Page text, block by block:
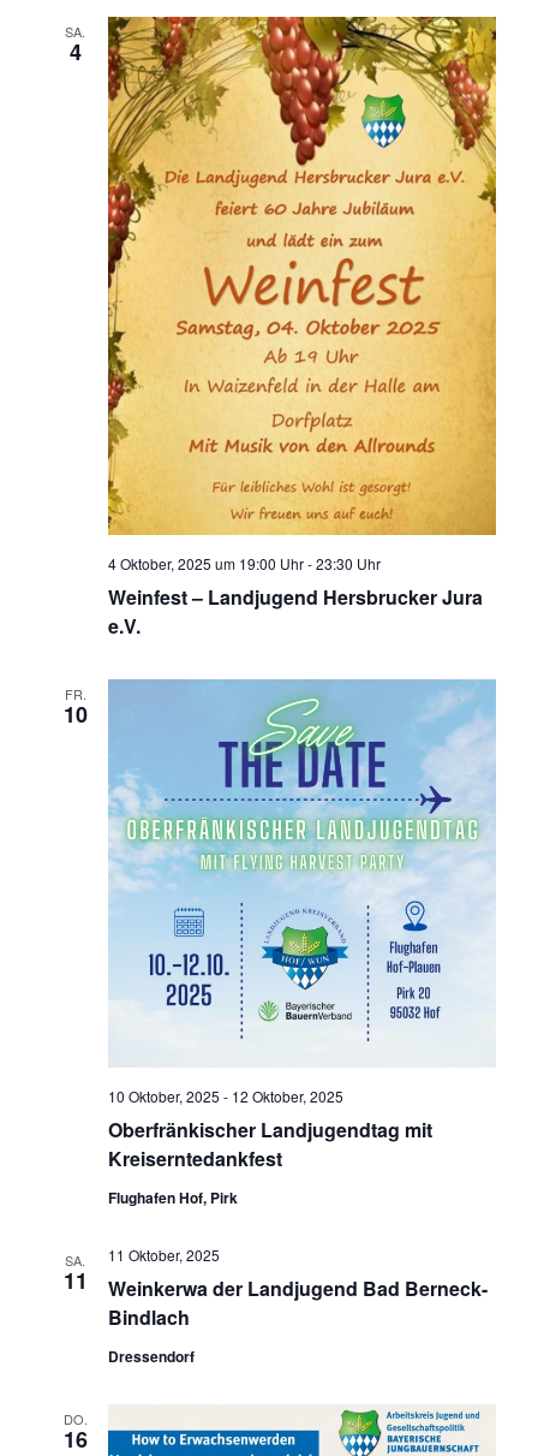
SA.
4
Weinfest – Landjugend Hersbrucker Jura
e.V.
4 Oktober, 2025 um 19:00 Uhr-23:30 Uhr
FR.
10
Oberfränkischer Landjugendtag mit
Kreiserntedankfest
10 Oktober, 2025 - 12 Oktober, 2025
Flughafen Hof, Pirk
SA.
11
Weinkerwa der Landjugend Bad Berneck-
Bindlach
11 Oktober, 2025
Dressendorf
DO.
16